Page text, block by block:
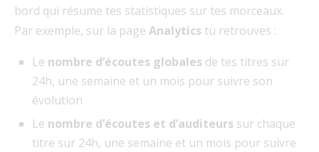
bord qui résume tes statistiques sur tes morceaux.
Par exemple, sur la page Analytics tu retrouves :
Le nombre d’écoutes globales de tes titres sur
24h, une semaine et un mois pour suivre son
évolution
Le nombre d’écoutes et d’auditeurs sur chaque
titre sur 24h, une semaine et un mois pour suivre